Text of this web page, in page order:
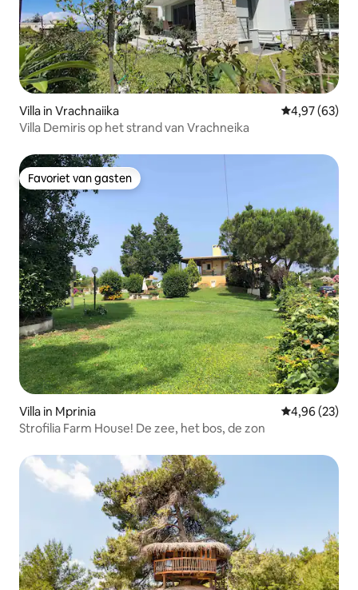
Villa in Vrachnaiika Gemiddelde
4,97 (63)
Villa Demiris op het strand van Vrachneika
Favoriet van gasten
Favoriet van gasten
Villa in Mprinia Gemiddelde
4,96 (23)
Strofilia Farm House! De zee, het bos, de zon